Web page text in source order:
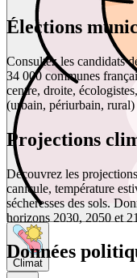
Climat
Élections
Consultez les candidats
34 000 communes
centre, droite,
(urbain, périurbain,
Projections
Découvrez les
canicule, température
sécheresses des sols.
horizons 2030, 2050 et
Données